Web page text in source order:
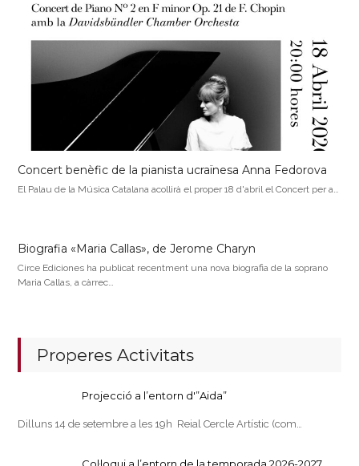
Concert benèfic de la pianista ucraïnesa Anna Fedorova
El Palau de la Música Catalana acollirà el proper 18 d'abril el Concert per a…
Biografia «Maria Callas», de Jerome Charyn
Circe Ediciones ha publicat recentment una nova biografia de la soprano
Maria Callas, a càrrec…
Properes Activitats
Projecció a l’entorn d'”Aida”
Dilluns 14 de setembre a les 19h Reial Cercle Artístic (com…
Col·loqui a l’entorn de la temporada 2026-2027